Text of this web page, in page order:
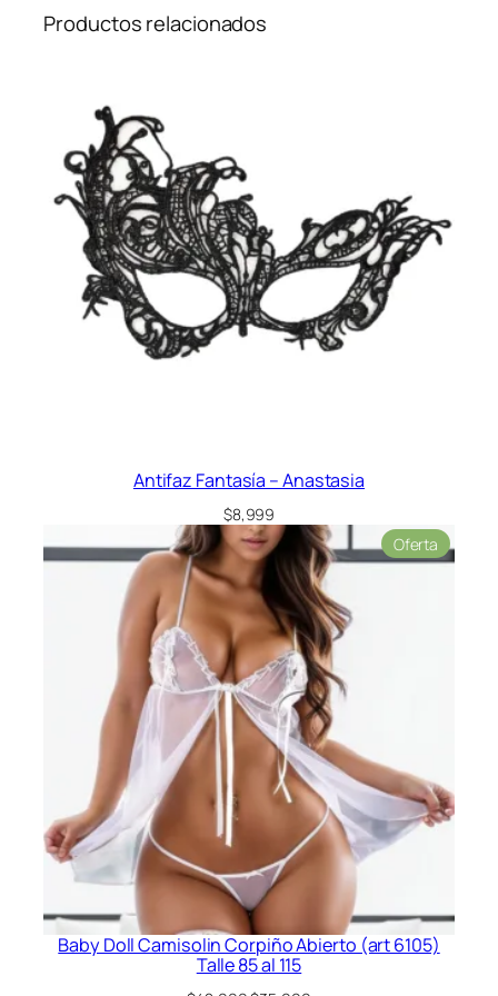
Productos relacionados
Antifaz Fantasía – Anastasia
$8,999
Oferta
en
Baby Doll Camisolin Corpiño Abierto (art 6105)
Talle 85 al 115